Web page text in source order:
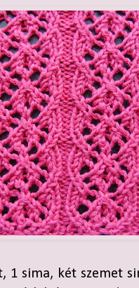
1 sima, két szemet